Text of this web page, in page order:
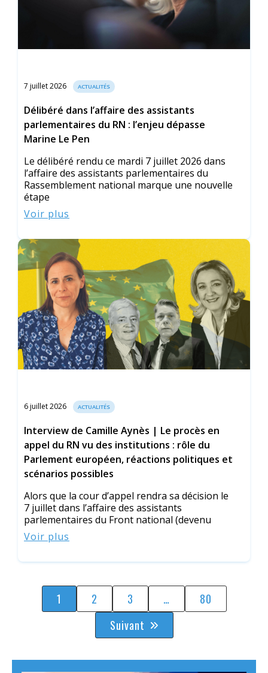
7 juillet 2026 ACTUALITÉS
Délibéré dans l’affaire des assistants
parlementaires du RN : l’enjeu dépasse
Marine Le Pen
Le délibéré rendu ce mardi 7 juillet 2026 dans
l’affaire des assistants parlementaires du
Rassemblement national marque une nouvelle
étape
Voir plus
6 juillet 2026 ACTUALITÉS
Interview de Camille Aynès | Le procès en
appel du RN vu des institutions : rôle du
Parlement européen, réactions politiques et
scénarios possibles
Alors que la cour d’appel rendra sa décision le
7 juillet dans l’affaire des assistants
parlementaires du Front national (devenu
Voir plus
1 2 3 …
80
Suivant